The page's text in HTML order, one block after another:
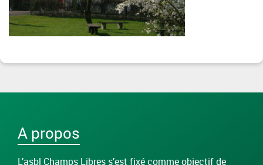
A propos
L’asbl Champs Libres s’est fixé comme objectif de